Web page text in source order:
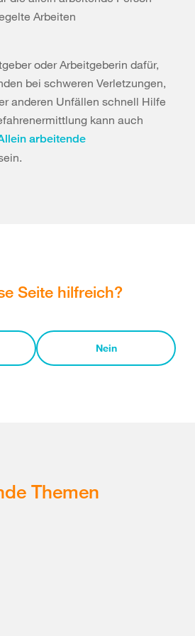
Arbeiten
oder Arbeitgeberin dafür,
bei schweren Verletzungen,
anderen Unfällen schnell Hilfe
kann auch
arbeitende
Seite hilfreich?
Nein
Themen